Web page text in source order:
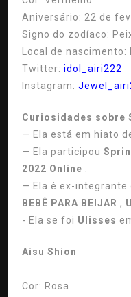
Aniversário: 22 de
Signo do zodíaco:
Local de nascimento:
Twitter: idol_airi222
Instagram:
Curiosidades sobre
— Ela está em hiato
— Ela participou
2022 Online .
— Ela é ex-integrante
BEBÊ PARA BEIJAR ,
- Ela se foi Ulisses
Aisu Shion
Cor: Rosa